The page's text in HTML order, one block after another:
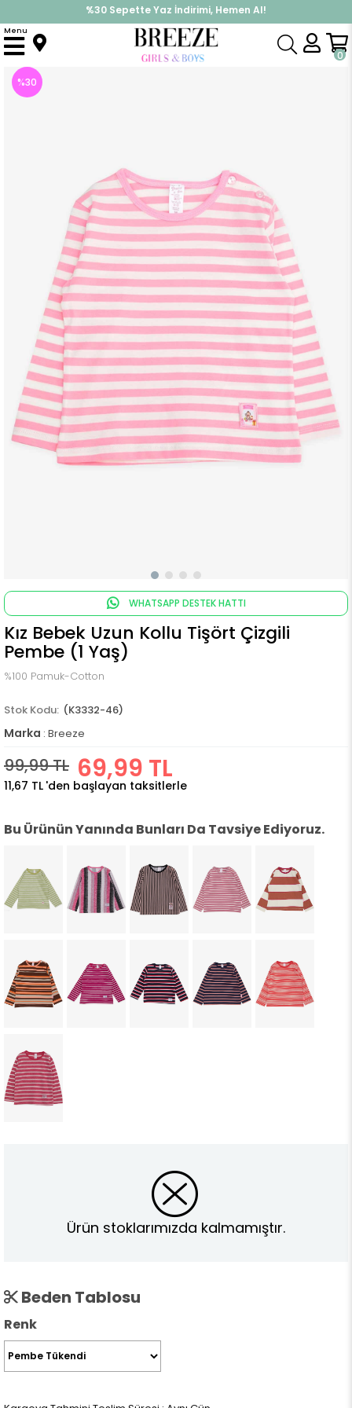
%30 Sepette Yaz İndirimi, Hemen Al!
İndirimlere ek %10 İndirimi Kap, Hemen Üye Ol!
0
Menu
Anasayfa Üst Giyim Uzun Kollu Tişört Kız Bebek Uzun Kollu Tişört Çizgili Pembe (1 Yaş)
%30
WHATSAPP DESTEK HATTI
Kız Bebek Uzun Kollu Tişört Çizgili
Pembe (1 Yaş)
%100 Pamuk-Cotton
(K3332-46)
Marka : Breeze
99,99 TL 69,99 TL
11,67 TL 'den başlayan taksitlerle
Bu Ürünün Yanında Bunları Da Tavsiye Ediyoruz.
Ürün stoklarımızda kalmamıştır.
Beden Tablosu
Renk